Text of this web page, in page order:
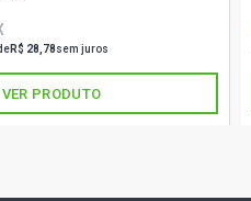
R$ 28,78sem juros
VER PRODUTO